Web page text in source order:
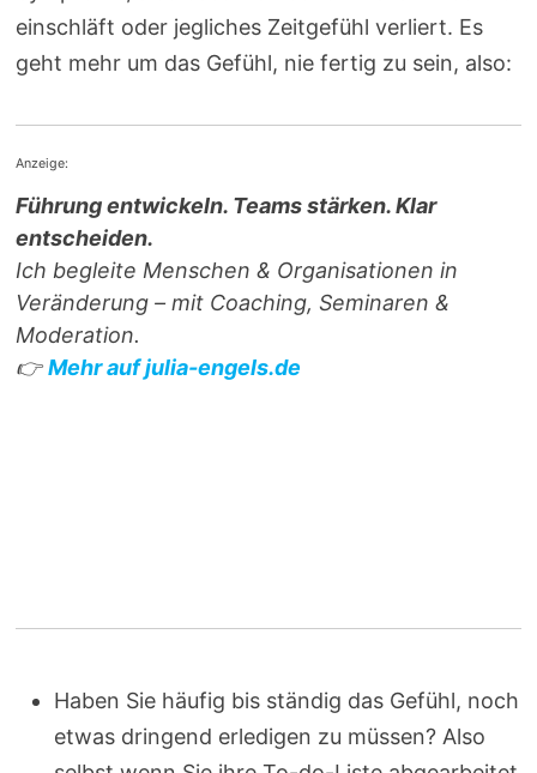
einschläft oder jegliches Zeitgefühl verliert. Es
geht mehr um das Gefühl, nie fertig zu sein, also:
Anzeige:
Führung entwickeln. Teams stärken. Klar
entscheiden.
Ich begleite Menschen & Organisationen in
Veränderung – mit Coaching, Seminaren &
Moderation.
👉Mehr auf julia-engels.de
Haben Sie häufig bis ständig das Gefühl, noch
etwas dringend erledigen zu müssen? Also